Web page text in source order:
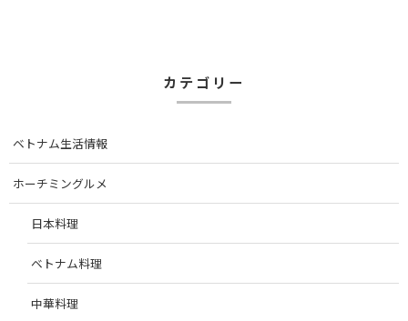
カテゴリー
ベトナム生活情報
ホーチミングルメ
日本料理
ベトナム料理
中華料理